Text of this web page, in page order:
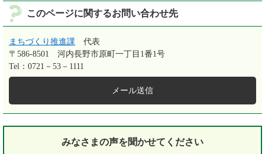
このページに関するお問い合わせ先
まちづくり推進課
代表
〒586-8501
河内長野市原町一丁目1番1号
Tel：0721－53－1111
メール送信
みなさまの声を聞かせてください